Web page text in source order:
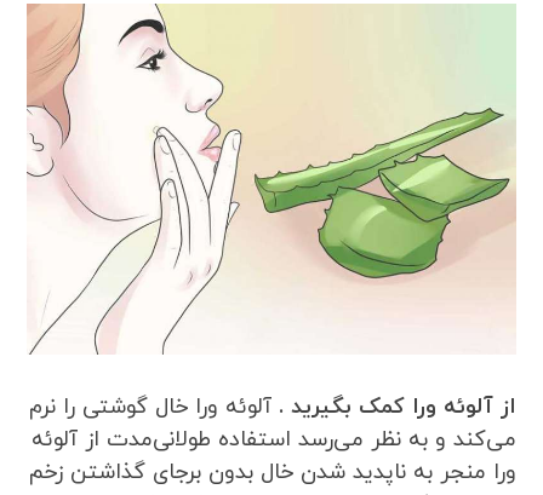
از آلوئه ورا کمک بگیرید . آلوئه ورا خال گوشتی را نرم
می‌کند و به نظر می‌رسد استفاده طولانی‌مدت از آلوئه
ورا منجر به ناپدید شدن خال بدون برجای گذاشتن زخم